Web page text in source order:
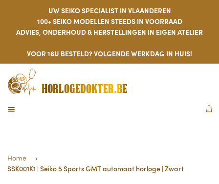
UW SEIKO SPECIALIST IN VLAANDEREN
100+ SEIKO MODELLEN STEEDS IN VOORRAAD
ADVIES, ONDERHOUD & HERSTELLINGEN IN EIGEN ATELIER
VOOR 16U BESTELD? VOLGENDE WERKDAG IN HUIS!
HORLOGEDOKTER.BE
Home
›
SSK001K1 | Seiko 5 Sports GMT automaat horloge | Zwart